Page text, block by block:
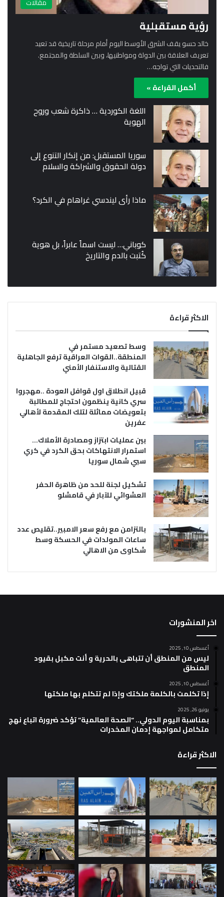
مقالات
رؤية مستقبلية
خالد حسو يقف الشرق الأوسط اليوم أمام مرحلة تاريخية قد تعيد
تعريف العلاقة بين الدولة ومواطنيها، وبين السلطة والمجتمع.
فالتحديات التي تواجه…
أكمل القراءة »
اللغة الكوردية … ذاكرة شعب وروح
الهوية
سوريا المستقبل: من إنكار التنوع إلى
دولة الحقوق والشراكة والسلام
ماذا رأى ليندسي غراهام في الكرد؟
كوباني… ليست اسماً عابراً، بل هوية
كُتبت بالدم والتاريخ
الاكثر قراءة
وسط تصعيد مستمر في
المنطقة..القوات العراقية ترفع الجاهلية
القتالية والاستنفار الأمني
قبيل انطلاق اول قوافل العودة ..مهجروا
سري كانية ينظمون احتجاج للمطالبة
بتعويضات مماثلة لتلك المقدمة لأهالي
عفرين
بين عمليات ابتزاز ومصادرة الأملاك…
استمرار الانتهاكات بحق الكرد في كري
سبي شمال سوريا
تشكيل لجنة للحد من ظاهرة الحفر
العشوائي للآبار في قامشلو
بالتزامن مع رفع سعر الامبير..تقليص عدد
ساعات المولدات في الحسكة وسط
شكاوى من الاهالي
اخر المنشورات
أغسطس 10, 2025
ليس من المنطق أن تتباهى بالحرية و أنت مكبل بقيود
المنطق
أغسطس 10, 2025
إذا تكلمت بالكلمة ملكتك وإذا لم تتكلم بها ملكتها
يونيو 26, 2025
بمناسبة اليوم الدولي.. “الصحة العالمية” تؤكد ضرورة اتباع نهج
متكامل لمواجهة إدمان المخدرات
الاكثر قراءة